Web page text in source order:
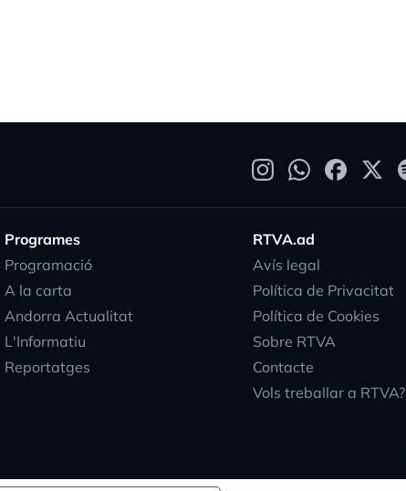
Programes
Programació
A la carta
Andorra Actualitat
L'Informatiu
Reportatges
RTVA.ad
Avís legal
Política de Privacitat
Política de Cookies
Sobre RTVA
Contacte
Vols treballar a RTVA?